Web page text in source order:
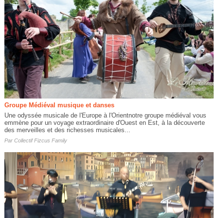
Groupe Médiéval musique et danses
Une odyssée musicale de l'Europe à l'Orientnotre groupe médiéval vous
emmène pour un voyage extraordinaire d'Ouest en Est, à la découverte
des merveilles et des richesses musicales...
Par Collectif Fizcus Family